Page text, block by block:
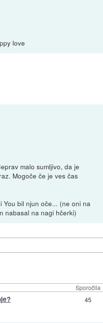
love
malo sumljivo, da je
Mogoče če je ves čas
You bil njun oče... (ne oni na
nabasal na nagi hčerki)
Sporočila
45